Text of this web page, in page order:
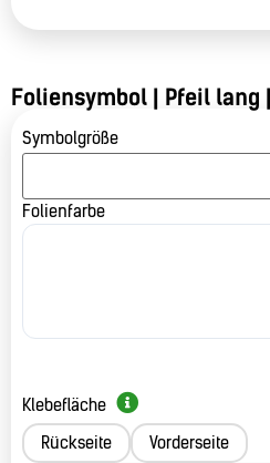
Foliensymbol | Pfeil lang
Symbolgröße
Folienfarbe
Klebefläche
Rückseite
Vorderseite